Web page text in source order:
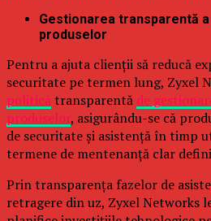
Gestionarea transparentă a
produselor
Pentru a ajuta clienții să reducă
securitate pe termen lung, Zyxel
politică transparentă de
produselor, asigurându-se că
de securitate și asistență în timp
termene de mentenanță clar
Prin transparența fazelor de
retragere din uz, Zyxel Networks